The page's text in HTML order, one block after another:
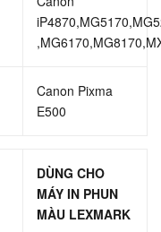
Canon Pixma
E500
DÙNG CHO
MÁY IN PHUN
MÀU LEXMARK